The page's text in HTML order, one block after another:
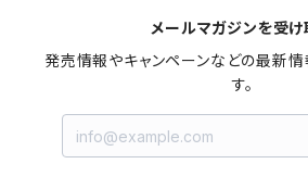
メールマガジンを受け
発売情報やキャンペーンなどの最新
す。